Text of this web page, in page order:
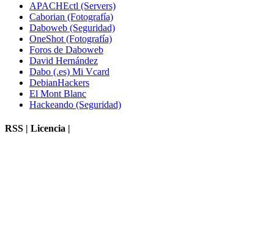
APACHEctl (Servers)
Caborian (Fotografía)
Daboweb (Seguridad)
OneShot (Fotografía)
Foros de Daboweb
David Hernández
Dabo (.es) Mi Vcard
DebianHackers
El Mont Blanc
Hackeando (Seguridad)
RSS | Licencia |